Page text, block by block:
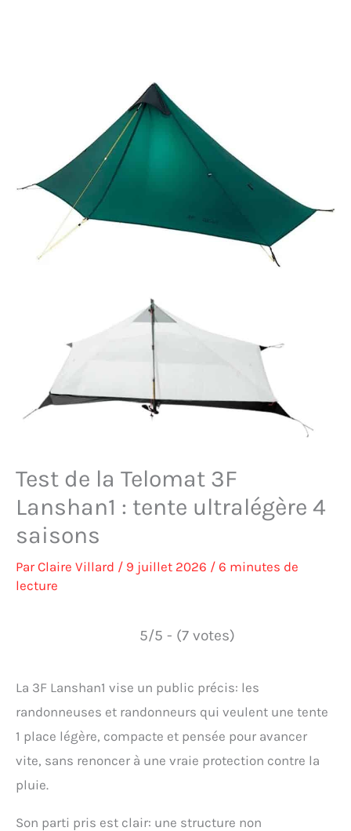
Test de la Telomat 3F
Lanshan1 : tente ultralégère 4
saisons
ParClaire Villard / 9 juillet 2026 / 6 minutes de
lecture
5/5 - (7 votes)
La 3F Lanshan1 vise un public précis: les
randonneuses et randonneurs qui veulent une tente
1 place légère, compacte et pensée pour avancer
vite, sans renoncer à une vraie protection contre la
pluie.
Son parti pris est clair: une structure non